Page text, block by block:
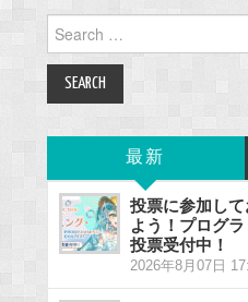
Search
for:
最新
投票に参加し
よう！プログ
投票受付中！
2026年8月07日